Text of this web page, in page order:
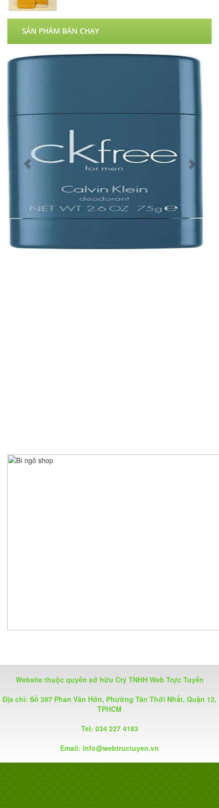
SẢN PHÂM BÁN CHẠY
Website thuộc quyền sở hữu Cty TNHH Web Trực Tuyến
Địa chỉ: Số 287 Phan Văn Hớn, Phường Tân Thới Nhất, Quận 12,
TPHCM
Tel: 034 227 4183
Email: info@webtructuyen.vn